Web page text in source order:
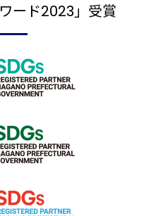
ード2023」受賞